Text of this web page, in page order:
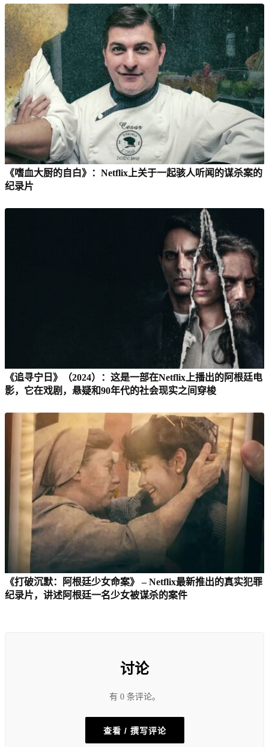
《嗜血大厨的自白》：Netflix上关于一起骇人听闻的谋杀案的
纪录片
《追寻宁日》（2024）：这是一部在Netflix上播出的阿根廷电
影，它在戏剧，悬疑和90年代的社会现实之间穿梭
《打破沉默：阿根廷少女命案》 – Netflix最新推出的真实犯罪
纪录片，讲述阿根廷一名少女被谋杀的案件
讨论
有 0 条评论。
查看 / 撰写评论